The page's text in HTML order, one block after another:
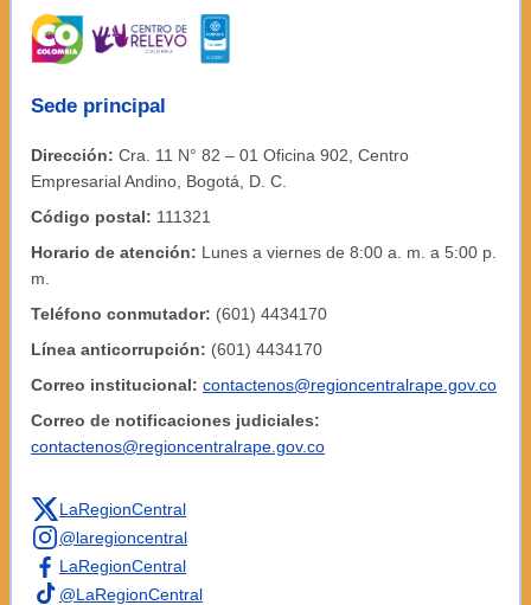
Sede principal
Dirección: Cra. 11 N° 82 – 01 Oficina 902, Centro
Empresarial Andino, Bogotá, D. C.
Código postal: 111321
Horario de atención: Lunes a viernes de 8:00 a. m. a 5:00 p.
m.
Teléfono conmutador: (601) 4434170
Línea anticorrupción: (601) 4434170
Correo institucional: contactenos@regioncentralrape.gov.co
Correo de notificaciones judiciales:
contactenos@regioncentralrape.gov.co
LaRegionCentral
@laregioncentral
LaRegionCentral
@LaRegionCentral